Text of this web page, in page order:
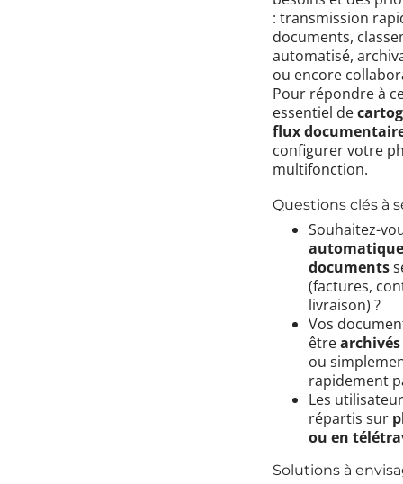
: transmission
documents,
automatisé,
ou encore
Pour répondre à
essentiel de
flux
configurer votre
multifonction.
Questions clés à
Souhaitez-
documents
(factures,
livraison) ?
Vos
être
ou
rapidement
Les
répartis sur
ou en
Solutions à